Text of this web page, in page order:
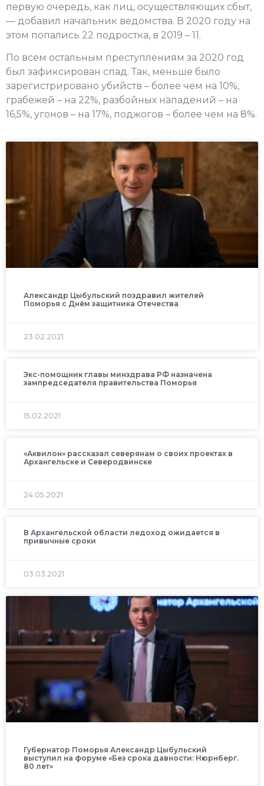
первую очередь, как лиц, осуществляющих сбыт,
— добавил начальник ведомства. В 2020 году на
этом попались 22 подростка, в 2019 – 11.
По всем остальным преступлениям за 2020 год
был зафиксирован спад. Так, меньше было
зарегистрировано убийств – более чем на 10%,
грабежей – на 22%, разбойных нападений – на
16,5%, угонов – на 17%, поджогов – более чем на 8%.
Александр Цыбульский поздравил жителей
Поморья с Днём защитника Отечества
23.02.2021
Экс-помощник главы минздрава РФ назначена
зампредседателя правительства Поморья
15.02.2021
«Аквилон» рассказал северянам о своих проектах в
Архангельске и Северодвинске
24.05.2021
В Архангельской области ледоход ожидается в
привычные сроки
03.03.2021
Губернатор Поморья Александр Цыбульский
выступил на форуме «Без срока давности: Нюрнберг.
80 лет»